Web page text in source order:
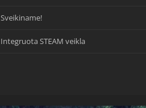
Sveikiname!
Integruota STEAM veikla